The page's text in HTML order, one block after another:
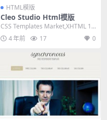
HTML模版
Cleo Studio Html模版
CSS Templates Market,XHTML 1.
0 Transitio...
4 年前 17 0